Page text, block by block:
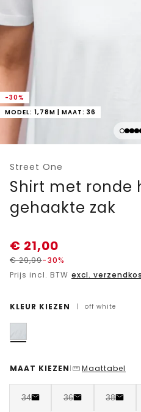
-30%
MODEL: 1,78M | MAAT: 36
Street One
Shirt met ronde
gehaakte zak
€ 21,00
€29,99-30%
Prijs incl. BTW excl.
KLEUR KIEZEN | off white
MAAT KIEZEN | Maattabel
34 36 38